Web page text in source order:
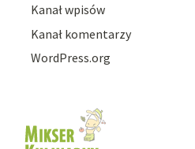
Kanał wpisów
Kanał komentarzy
WordPress.org